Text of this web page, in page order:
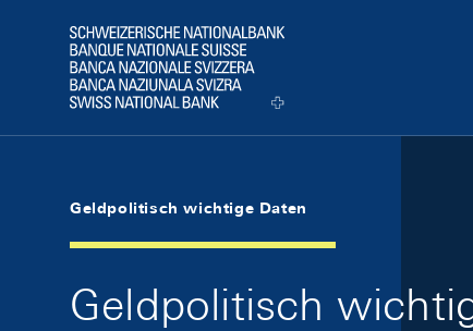
Logo
Geldpolitisch wichtige Daten
Geldpolitisch